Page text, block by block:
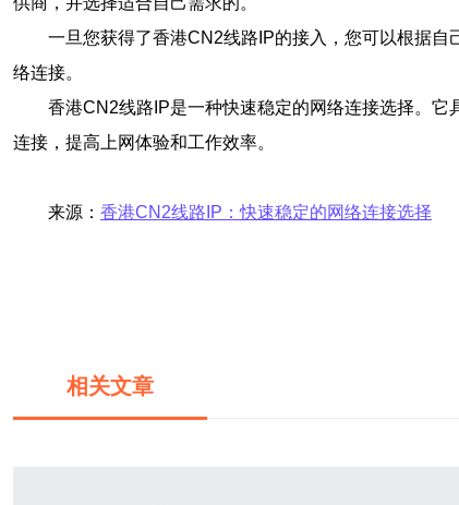
一旦您获得了香港CN2线路IP的接入，您可以根据
络连接。
香港CN2线路IP是一种快速稳定的网络连接选择。
连接，提高上网体验和工作效率。
来源： 香港CN2线路IP：快速稳定的网络连接选择
相关文章